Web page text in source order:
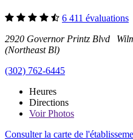
6 411 évaluations
2920 Governor Printz Blvd
(Northeast Bl)
(302) 762-6445
Heures
Directions
VoirPhotos
Consulter la carte de